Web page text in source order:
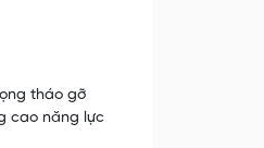
tháo gỡ
cao năng lực